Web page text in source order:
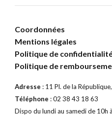
Coordonnées
Mentions légales
Politique de
Politique de
Adresse : 11 Pl. de la
Téléphone : 02 38 43 18 63
Dispo du lundi au samedi de 10h